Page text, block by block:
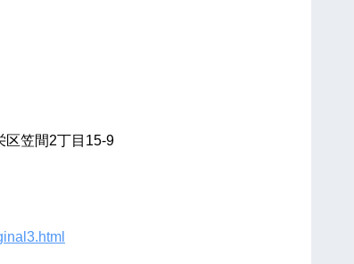
笠間2丁目15-9